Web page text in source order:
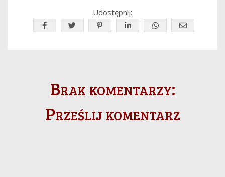
Udostępnij:
Brak komentarzy:
Prześlij komentarz